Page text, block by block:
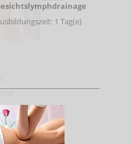
1 Tag(e)